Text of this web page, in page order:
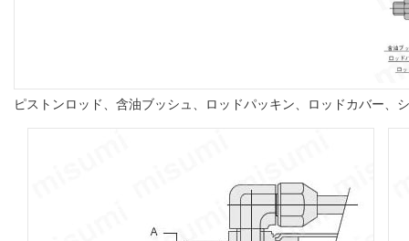
ピストンロッド、含油ブッシュ、ロッドパッキン、ロッドカバー